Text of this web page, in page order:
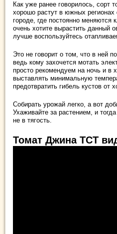
Как уже ранее говорилось, сорт
хорошо растут в южных
городе, где постоянно меняются
очень хотите вырастить данный
лучше воспользуйтесь
Это не говорит о том, что в ней
ведь кому захочется мотать
просто рекомендуем на ночь и в
выставлять минимальную
предотвратить гибель кустов от
Собирать урожай легко, а вот
Ухаживайте за растением, и
не в тягость.
Томат Джина ТСТ